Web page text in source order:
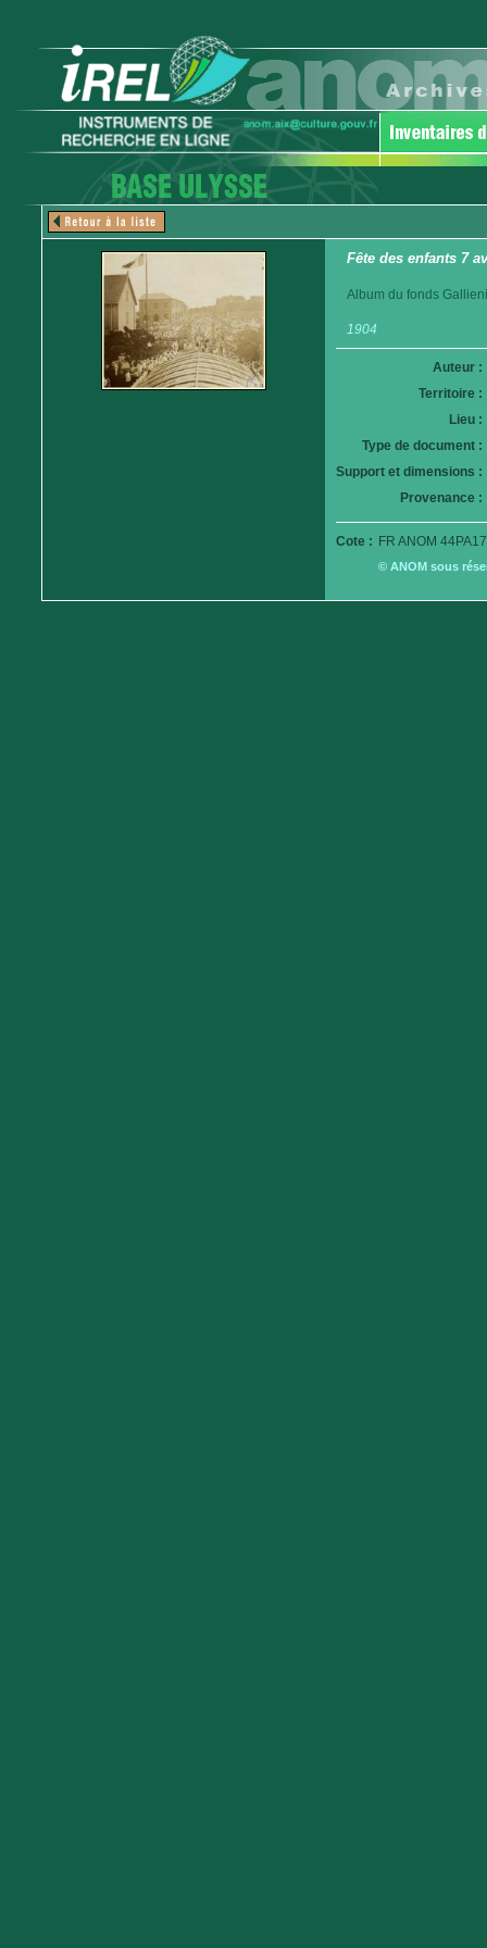
Fête des enfants 7
Album du fonds
1904
Auteur :
Territoire :
Lieu :
Type de document :
Support et dimensions :
Provenance :
Cote : FR ANOM
© ANOM sous